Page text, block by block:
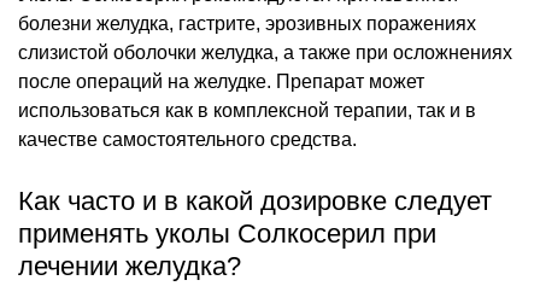
болезни желудка, гастрите, эрозивных поражениях
слизистой оболочки желудка, а также при осложнениях
после операций на желудке. Препарат может
использоваться как в комплексной терапии, так и в
качестве самостоятельного средства.
Как часто и в какой дозировке следует
применять уколы Солкосерил при
лечении желудка?